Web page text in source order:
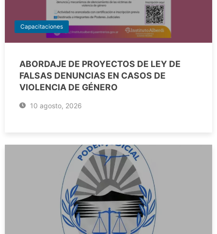
Capacitaciones
ABORDAJE DE PROYECTOS DE LEY DE
FALSAS DENUNCIAS EN CASOS DE
VIOLENCIA DE GÉNERO
10 agosto, 2026